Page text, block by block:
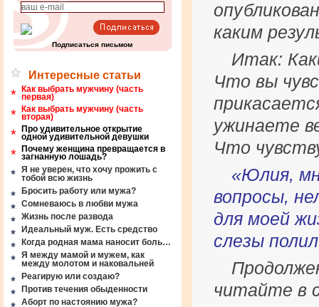
каким
Итак:
Что вы
ужинаете
Что
«Юлия,
вопросы,
для моей
слезы
читайте в
Подписаться письмом
Интересные статьи
*
Как выбрать мужчину (часть
первая)
*
Как выбрать мужчину (часть
вторая)
*
Про удивительное открытие
одной удивительной девушки
*
Почему женщина превращается в
загнанную лошадь?
Я не уверен, что хочу прожить с
тобой всю жизнь
Бросить работу или мужа?
Сомневаюсь в любви мужа
Жизнь после развода
Идеальный муж. Есть средство
Когда родная мама наносит боль…
Я между мамой и мужем, как
между молотом и наковальней
Реагирую или создаю?
Против течения обыденности
Аборт по настоянию мужа?